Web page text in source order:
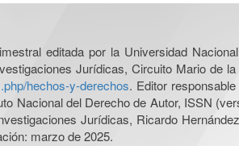
editada por la Universidad
Jurídicas, Circuito Mario de
hechos-y-derechos. Editor responsable
Nacional del Derecho de Autor, ISSN
Jurídicas, Ricardo
marzo de 2025.